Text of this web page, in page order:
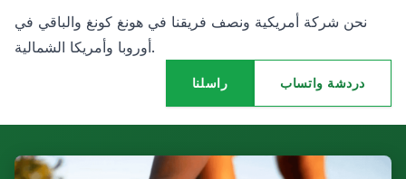
نحن شركة أمريكية ونصف فريقنا في هونغ كونغ والباقي في
أوروبا وأمريكا الشمالية.
راسلنا دردشة واتساب